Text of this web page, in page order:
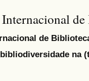
Internacional
de
na